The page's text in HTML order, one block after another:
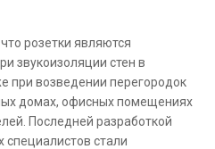
розетки являются
звукоизоляции стен в
при возведении перегородок
домах, офисных помещениях
Последней разработкой
специалистов стали